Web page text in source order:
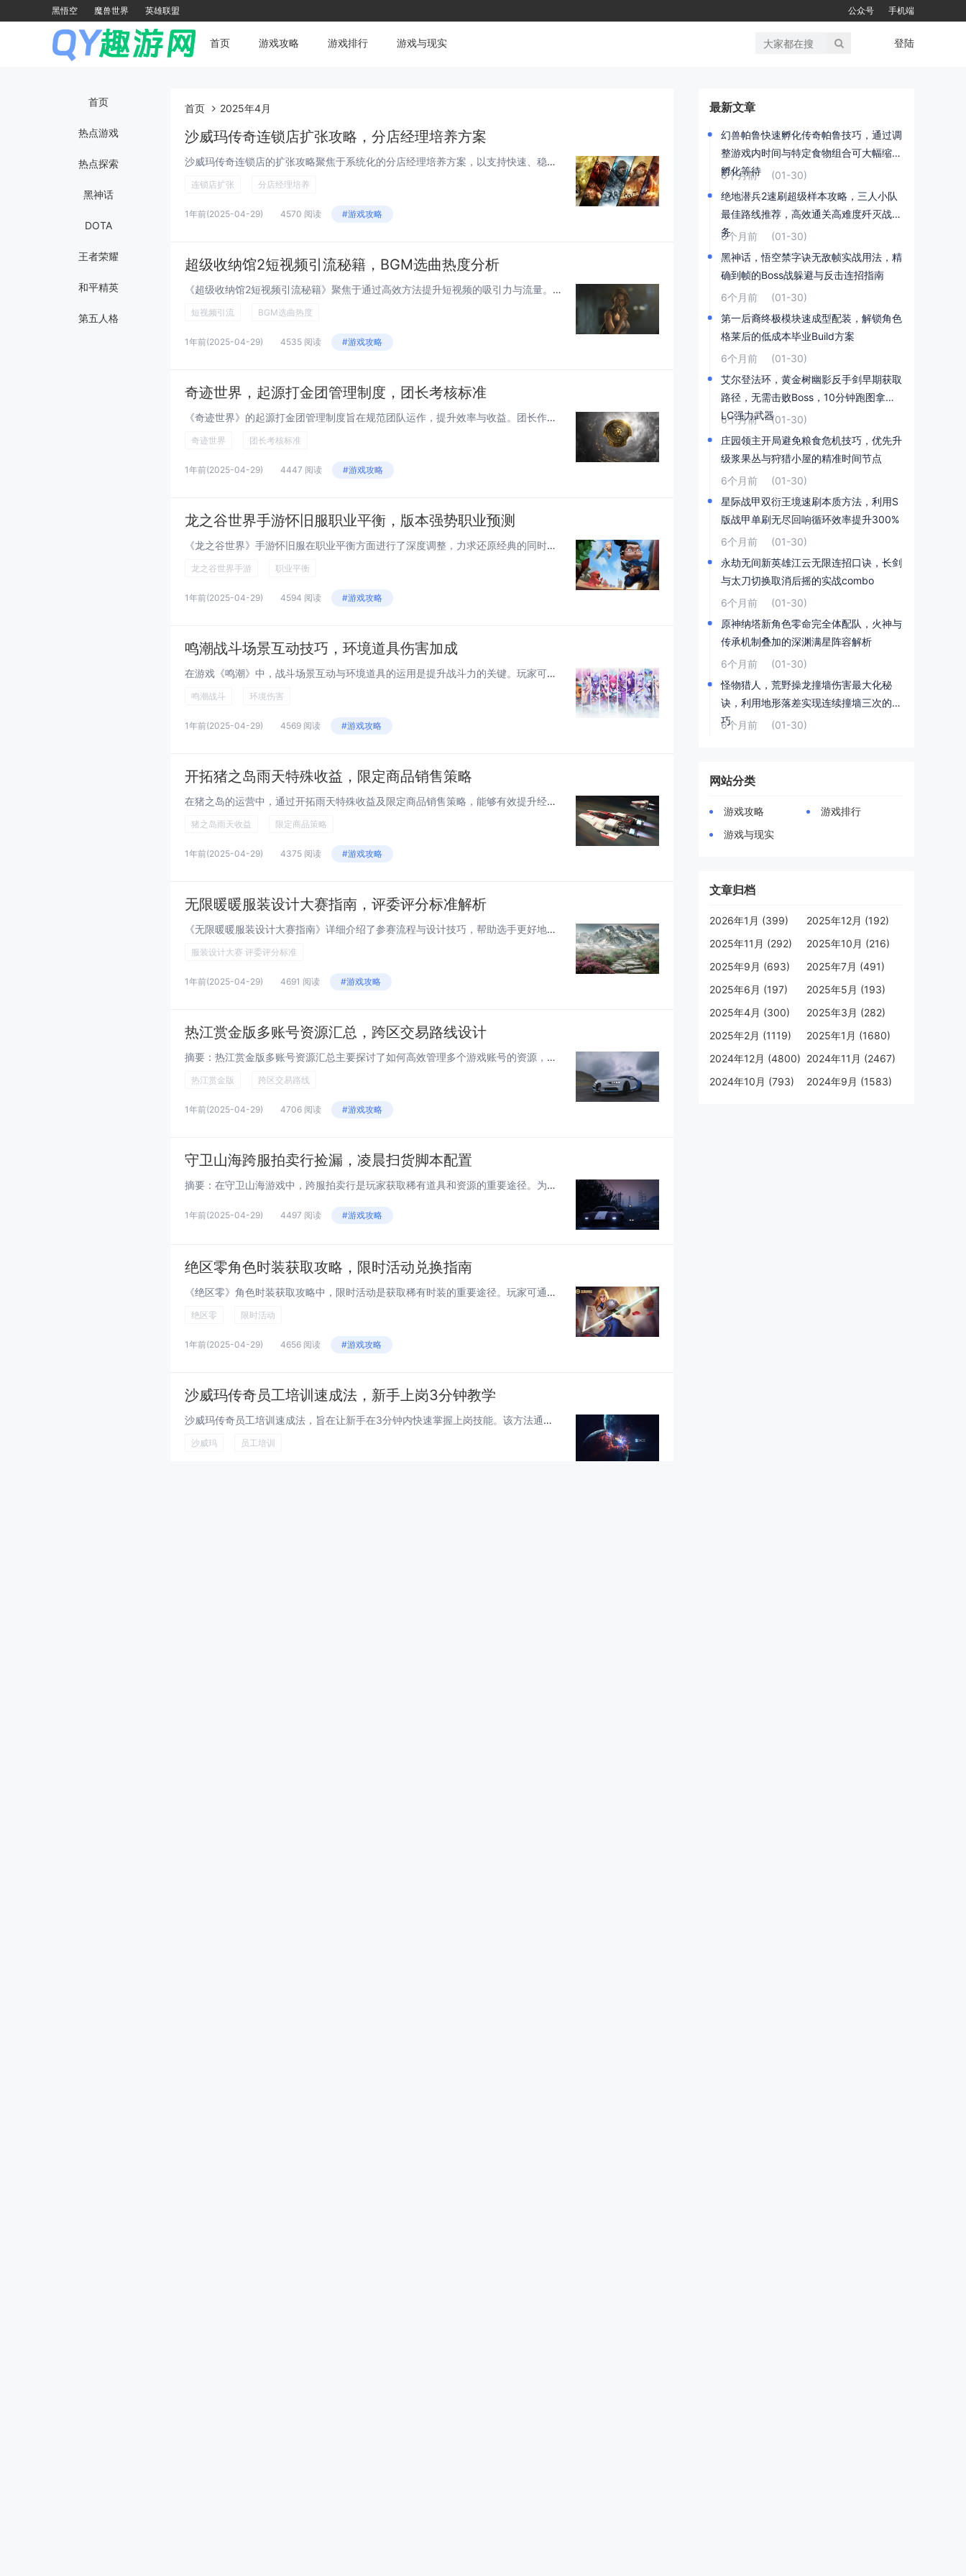
黑悟空 魔兽世界 英雄联盟 公众号 手机端
首页 游戏攻略 游戏排行 游戏与现实 登陆
首页
热点游戏
热点探索
黑神话
DOTA
王者荣耀
和平精英
第五人格
首页 2025年4月
沙威玛传奇连锁店扩张攻略，分店经理培养方案
沙威玛传奇连锁店的扩张攻略聚焦于系统化的分店经理培养方案，以支持快速、稳定的发展。通过标准化的操作流程和品牌管理培训，确保每位分店经理深刻理解品牌核心价值。实施“师徒制”模式，让经验丰富的老经理带领新人，提升实战能力。建立完善的绩效考核与激...
连锁店扩张 分店经理培养
1年前(2025-04-29) 4570 阅读 #游戏攻略
超级收纳馆2短视频引流秘籍，BGM选曲热度分析
《超级收纳馆2短视频引流秘籍》聚焦于通过高效方法提升短视频的吸引力与流量。其中特别强调了BGM（背景音乐）选曲的重要性，指出热门BGM能够显著增强视频的记忆点和传播性。通过对BGM热度的分析，创作者可以精准选择与内容匹配、且受欢迎的音乐，从...
短视频引流 BGM选曲热度
1年前(2025-04-29) 4535 阅读 #游戏攻略
奇迹世界，起源打金团管理制度，团长考核标准
《奇迹世界》的起源打金团管理制度旨在规范团队运作，提升效率与收益。团长作为核心管理者，需具备卓越的领导力、组织能力和游戏理解力。考核标准包括：团队组建与管理能力，确保成员稳定性和产出效率；资源分配的公平性与透明度；对游戏机制的深入理解和策略...
奇迹世界 团长考核标准
1年前(2025-04-29) 4447 阅读 #游戏攻略
龙之谷世界手游怀旧服职业平衡，版本强势职业预测
《龙之谷世界》手游怀旧服在职业平衡方面进行了深度调整，力求还原经典的同时提升游戏的公平性。根据当前版本更新内容，部分职业得到了显著增强，如战士系职业的输出能力和生存能力大幅提升，成为团队副本中的核心选择；魔法治愈类职业则在辅助与爆发伤害间找...
龙之谷世界手游 职业平衡
1年前(2025-04-29) 4594 阅读 #游戏攻略
鸣潮战斗场景互动技巧，环境道具伤害加成
在游戏《鸣潮》中，战斗场景互动与环境道具的运用是提升战斗力的关键。玩家可通过巧妙利用场景中的机关和道具，如爆炸桶、火焰陷阱等，对敌人造成额外伤害。合理规划走位与攻击时机，能够触发环境伤害加成，大幅提升输出效率。熟悉不同地形特点，例如高地优势...
鸣潮战斗 环境伤害
1年前(2025-04-29) 4569 阅读 #游戏攻略
开拓猪之岛雨天特殊收益，限定商品销售策略
在猪之岛的运营中，通过开拓雨天特殊收益及限定商品销售策略，能够有效提升经济效益。针对雨天场景开发特定活动或服务，如室内娱乐项目、线上互动游戏等，吸引游客即便在恶劣天气下也愿意消费。推出雨天限定商品，例如定制雨具、主题零食或纪念品，结合优惠套...
猪之岛雨天收益 限定商品策略
1年前(2025-04-29) 4375 阅读 #游戏攻略
无限暖暖服装设计大赛指南，评委评分标准解析
《无限暖暖服装设计大赛指南》详细介绍了参赛流程与设计技巧，帮助选手更好地准备比赛。评委评分标准主要涵盖创意性、技术实现、美观度及主题契合四个维度。创意性考察作品的独特性和创新思维；技术实现评估设计的精细程度与复杂工艺的应用；美观度注重色彩搭...
服装设计大赛 评委评分标准
1年前(2025-04-29) 4691 阅读 #游戏攻略
热江赏金版多账号资源汇总，跨区交易路线设计
摘要：热江赏金版多账号资源汇总主要探讨了如何高效管理多个游戏账号的资源，以实现利益最大化。文章详细介绍了跨区交易路线的设计思路，通过分析不同区域间的资源价格差异，制定出最优的交易路径。此方法不仅提升了资源流通效率，还有效降低了交易成本，为玩...
热江赏金版 跨区交易路线
1年前(2025-04-29) 4706 阅读 #游戏攻略
守卫山海跨服拍卖行捡漏，凌晨扫货脚本配置
摘要：在守卫山海游戏中，跨服拍卖行是玩家获取稀有道具和资源的重要途径。为了提高捡漏效率，特别是利用凌晨时段进行扫货，合理配置脚本显得尤为重要。通过设置自动化扫描功能，可以实时监控目标道具的价格波动，及时以低价购入高价值物品。脚本需优化刷新频...
1年前(2025-04-29) 4497 阅读 #游戏攻略
绝区零角色时装获取攻略，限时活动兑换指南
《绝区零》角色时装获取攻略中，限时活动是获取稀有时装的重要途径。玩家可通过参与特定活动积累活动代币，这些代币可在活动商店中兑换独特时装。部分时装可能具有时效性，错过将无法再次获得，因此建议玩家密切关注游戏内活动公告。合理规划代币使用，优先兑...
绝区零 限时活动
1年前(2025-04-29) 4656 阅读 #游戏攻略
沙威玛传奇员工培训速成法，新手上岗3分钟教学
沙威玛传奇员工培训速成法，旨在让新手在3分钟内快速掌握上岗技能。该方法通过简洁明了的步骤分解，将复杂的操作流程简化为易学易记的核心要点。从食材准备到烤制技巧，再到包裹与服务顾客，每一步都配有直观的示范和清晰的指导。此培训法注重实践与效率，帮...
沙威玛 员工培训
最新文章
幻兽帕鲁快速孵化传奇帕鲁技巧，通过调
整游戏内时间与特定食物组合可大幅缩短
孵化等待
6个月前
(01-30)
绝地潜兵2速刷超级样本攻略，三人小队
最佳路线推荐，高效通关高难度歼灭战任
务
6个月前
(01-30)
黑神话，悟空禁字诀无敌帧实战用法，精
确到帧的Boss战躲避与反击连招指南
6个月前
(01-30)
第一后裔终极模块速成型配装，解锁角色
格莱后的低成本毕业Build方案
6个月前
(01-30)
艾尔登法环，黄金树幽影反手剑早期获取
路径，无需击败Boss，10分钟跑图拿到D
LC强力武器
6个月前
(01-30)
庄园领主开局避免粮食危机技巧，优先升
级浆果丛与狩猎小屋的精准时间节点
6个月前
(01-30)
星际战甲双衍王境速刷本质方法，利用S
版战甲单刷无尽回响循环效率提升300%
6个月前
(01-30)
永劫无间新英雄江云无限连招口诀，长剑
与太刀切换取消后摇的实战combo
6个月前
(01-30)
原神纳塔新角色零命完全体配队，火神与
传承机制叠加的深渊满星阵容解析
6个月前
(01-30)
怪物猎人，荒野操龙撞墙伤害最大化秘
诀，利用地形落差实现连续撞墙三次的技
巧
6个月前 (01-30)
网站分类
游戏攻略
游戏排行
游戏与现实
文章归档
2026年1月 (399)
2025年12月 (192)
2025年11月 (292)
2025年10月 (216)
2025年9月 (693)
2025年7月 (491)
2025年6月 (197)
2025年5月 (193)
2025年4月 (300)
2025年3月 (282)
2025年2月 (1119)
2025年1月 (1680)
2024年12月 (4800) 2024年11月 (2467)
2024年10月 (793)
2024年9月 (1583)